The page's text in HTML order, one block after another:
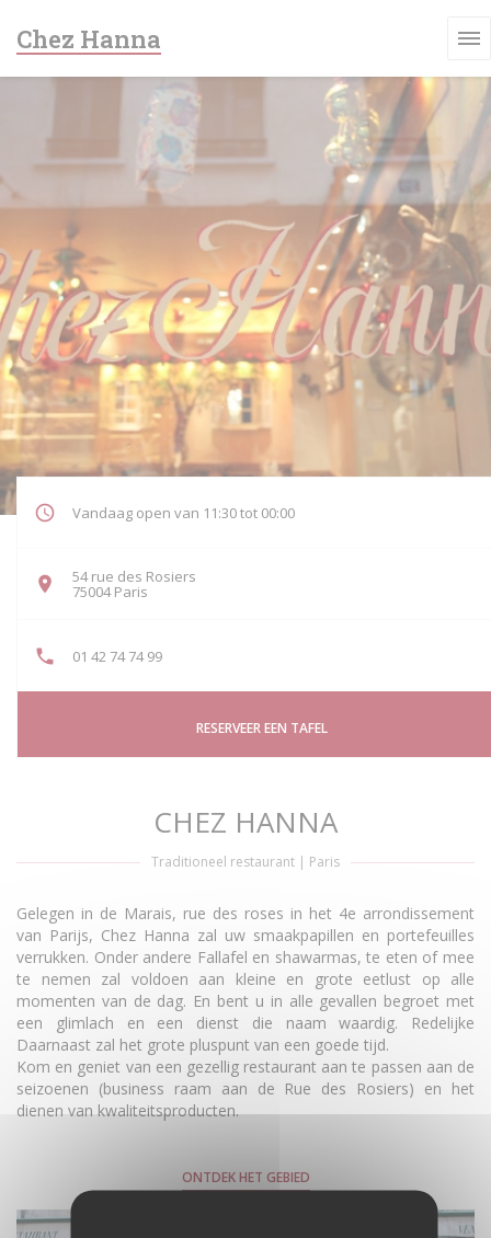
Chez Hanna
Vandaag open van 11:30 tot 00:00
54 rue des Rosiers
75004 Paris
01 42 74 74 99
RESERVEER EEN TAFEL
CHEZ HANNA
Traditioneel restaurant | Paris
Gelegen in de Marais, rue des roses in het 4e arrondissement
van Parijs, Chez Hanna zal uw smaakpapillen en portefeuilles
verrukken. Onder andere Fallafel en shawarmas, te eten of mee
te nemen zal voldoen aan kleine en grote eetlust op alle
momenten van de dag. En bent u in alle gevallen begroet met
een glimlach en een dienst die naam waardig. Redelijke
Daarnaast zal het grote pluspunt van een goede tijd.
Kom en geniet van een gezellig restaurant aan te passen aan de
seizoenen (business raam aan de Rue des Rosiers) en het
dienen van kwaliteitsproducten.
ONTDEK HET GEBIED